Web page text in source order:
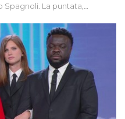
Spagnoli. La puntata,
alternative, dei sospetti
ultimi anni hanno invaso
e immaginario collettivo.